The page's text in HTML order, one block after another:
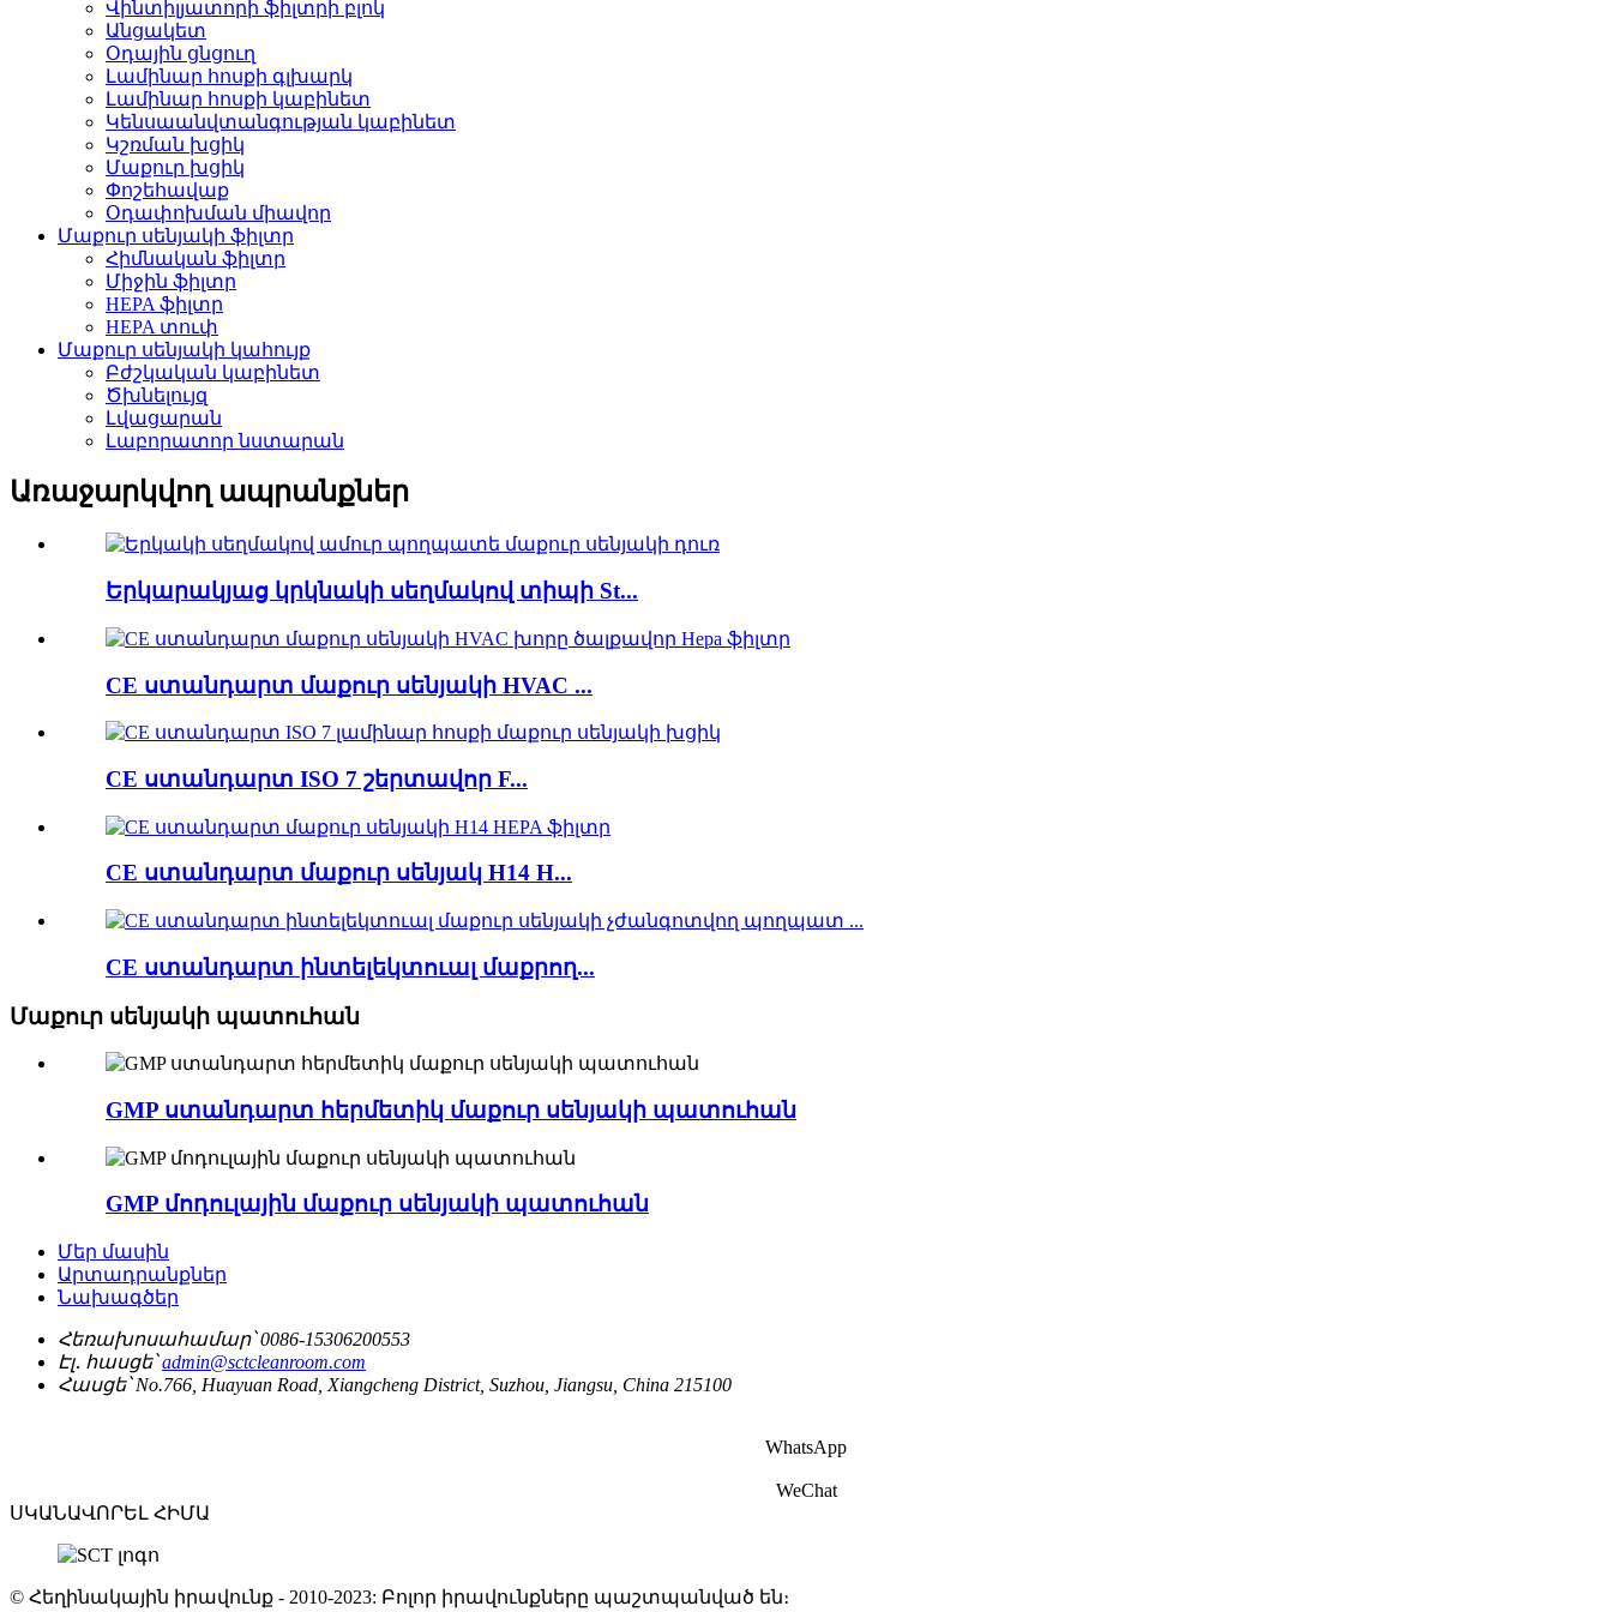
Վինտիլյատորի ֆիլտրի բլոկ
Անցակետ
Օդային ցնցուղ
Լամինար հոսքի գլխարկ
Լամինար հոսքի կաբինետ
Կենսաանվտանգության կաբինետ
Կշռման խցիկ
Մաքուր խցիկ
Փոշեհավաք
Օդափոխման միավոր
Մաքուր սենյակի ֆիլտր
Հիմնական ֆիլտր
Միջին ֆիլտր
HEPA ֆիլտր
HEPA տուփ
Մաքուր սենյակի կահույք
Բժշկական կաբինետ
Ծխնելույզ
Լվացարան
Լաբորատոր նստարան
Առաջարկվող ապրանքներ
Երկարակյաց կրկնակի սեղմակով տիպի St...
CE ստանդարտ մաքուր սենյակի HVAC ...
CE ստանդարտ ISO 7 շերտավոր F...
CE ստանդարտ մաքուր սենյակ H14 H...
CE ստանդարտ ինտելեկտուալ մաքրող...
Մաքուր սենյակի պատուհան
GMP ստանդարտ հերմետիկ մաքուր սենյակի պատուհան
GMP մոդուլային մաքուր սենյակի պատուհան
Մեր մասին
Արտադրանքներ
Նախագծեր
Հեռախոսահամար՝ 0086-15306200553
Էլ․ հասցե՝ admin@sctcleanroom.com
Հասցե՝ No.766, Huayuan Road, Xiangcheng District, Suzhou, Jiangsu, China 215100
WhatsApp
WeChat
ՍԿԱՆԱՎՈՐԵԼ ՀԻՄԱ
© Հեղինակային իրավունք - 2010-2023: Բոլոր իրավունքները պաշտպանված են։